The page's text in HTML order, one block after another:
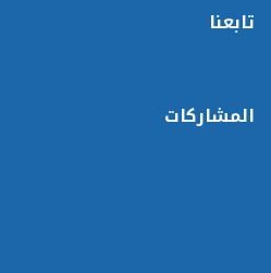
تابعنا
المشاركات